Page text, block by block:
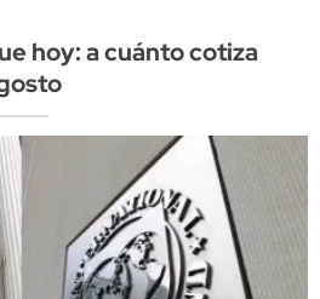
hoy: a cuánto cotiza